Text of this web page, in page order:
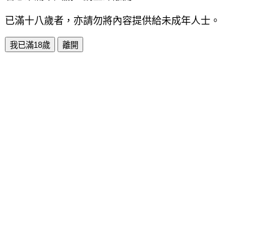
已滿十八歲者，亦請勿將內容提供給未成年人士。
我已滿18歲 離開